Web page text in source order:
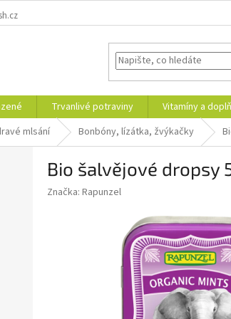
Trvanlivé potraviny Vitamíny a
mlsání Bonbóny, lízátka, žvýkačky
Bio šalvějové dropsy
Značka: Rapunzel